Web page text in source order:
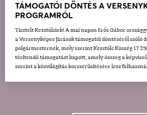
TÁMOGATÓI DÖNTÉS A
PROGRAMRÓL
Tisztelt Kesztölciek! A mai napon Erős Gábor
a Versenyképes Járások támogatói döntéséről szóló
polgármesternek, mely szerint Kesztölc Község 17
térítendő támogatást kapott, amely összeg a
szerint a közvilágítás korszerűsítésére lesz